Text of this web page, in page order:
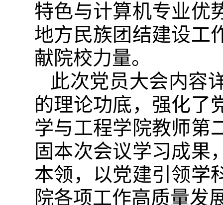
特色与计算机专业优
地方民族团结建设工
献院校力量。
此次党员大会内容
的理论功底，强化了
学与工程学院教师第
固本次会议学习成果
本领，以党建引领学
院各项工作高质量发